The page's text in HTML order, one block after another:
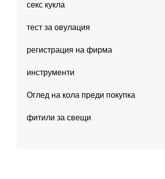
секс кукла
тест за овулация
регистрация на фирма
инструменти
Оглед на кола преди покупка
фитили за свещи